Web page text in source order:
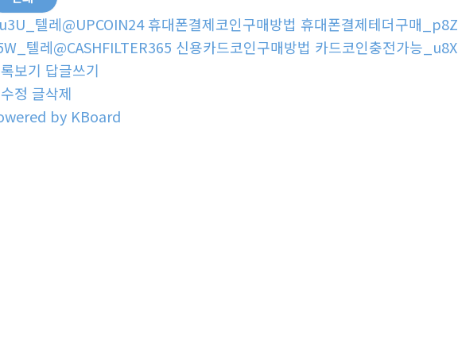
u3U_텔레@UPCOIN24 휴대폰결제코인구매방법 휴대폰결제테더구매_p8Z
텔레@CASHFILTER365 신용카드코인구매방법 카드코인충전가능_u8X
보기 답글쓰기
정 글삭제
by KBoard